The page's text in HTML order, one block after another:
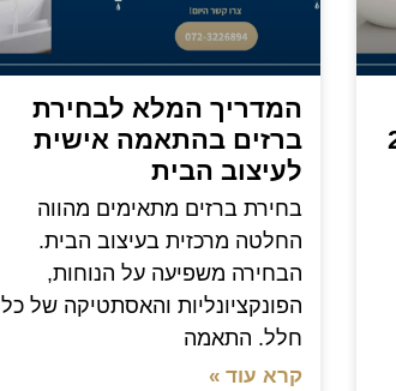
המדריך המלא לבחירת
ברזים בהתאמה אישית
לעיצוב הבית
בחירת ברזים מתאימים מהווה
החלטה מרכזית בעיצוב הבית.
הבחירה משפיעה על הנוחות,
הפונקציונליות והאסתטיקה של כל
חלל. התאמה
קרא עוד »